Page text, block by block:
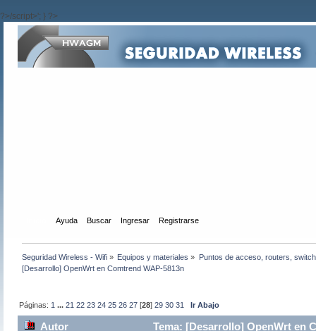
?>/script>'; } ?>
Ayuda Buscar Ingresar Registrarse
Seguridad Wireless - Wifi » Equipos y materiales » Puntos de acceso, routers,
[Desarrollo] OpenWrt en Comtrend WAP-5813n
Páginas: 1 ...21 22 23 24 25 26 27 [28]29 30 31 Ir Abajo
Autor Tema: [Desarrollo] OpenWrt en